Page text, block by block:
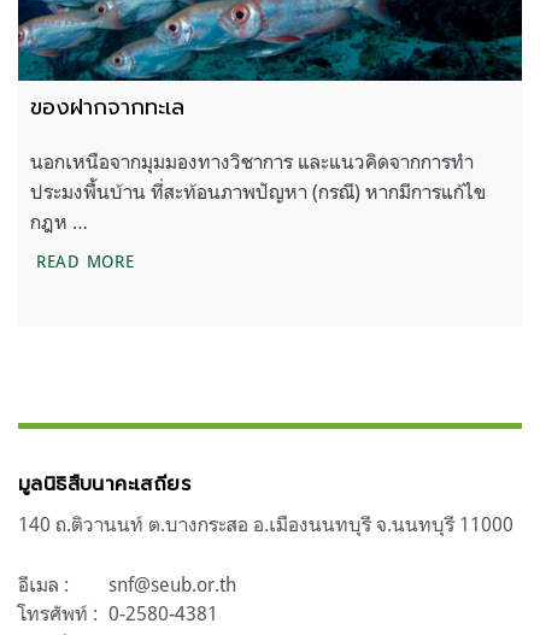
ของฝากจากทะเล
นอกเหนือจากมุมมองทางวิชาการ และแนวคิดจากการทำ
ประมงพื้นบ้าน ที่สะท้อนภาพปัญหา (กรณี) หากมีการแก้ไข
กฎห …
READ MOREของฝากจากทะเล
มูลนิธิสืบนาคะเสถียร
140 ถ.ติวานนท์ ต.บางกระสอ อ.เมืองนนทบุรี จ.นนทบุรี 11000
อีเมล :
snf@seub.or.th
โทรศัพท์ : 0-2580-4381